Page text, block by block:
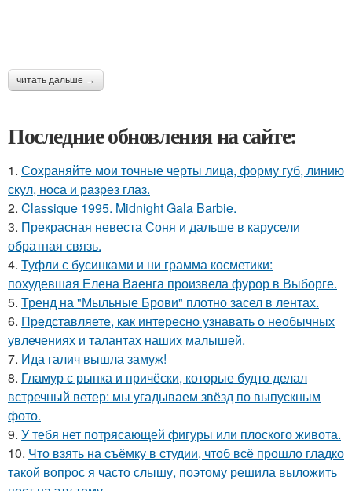
читать дальше →
Последние обновления на сайте:
1. Сохраняйте мои точные черты лица, форму губ, линию
скул, носа и разрез глаз.
2. Classique 1995. Midnight Gala Barbie.
3. Прекрасная невеста Соня и дальше в карусели
обратная связь.
4. Туфли с бусинками и ни грамма косметики:
похудевшая Елена Ваенга произвела фурор в Выборге.
5. Тренд на "Мыльные Брови" плотно засел в лентах.
6. Представляете, как интересно узнавать о необычных
увлечениях и талантах наших малышей.
7. Ида галич вышла замуж!
8. Гламур с рынка и причёски, которые будто делал
встречный ветер: мы угадываем звёзд по выпускным
фото.
9. У тебя нет потрясающей фигуры или плоского живота.
10. Что взять на съёмку в студии, чтоб всё прошло гладко
такой вопрос я часто слышу, поэтому решила выложить